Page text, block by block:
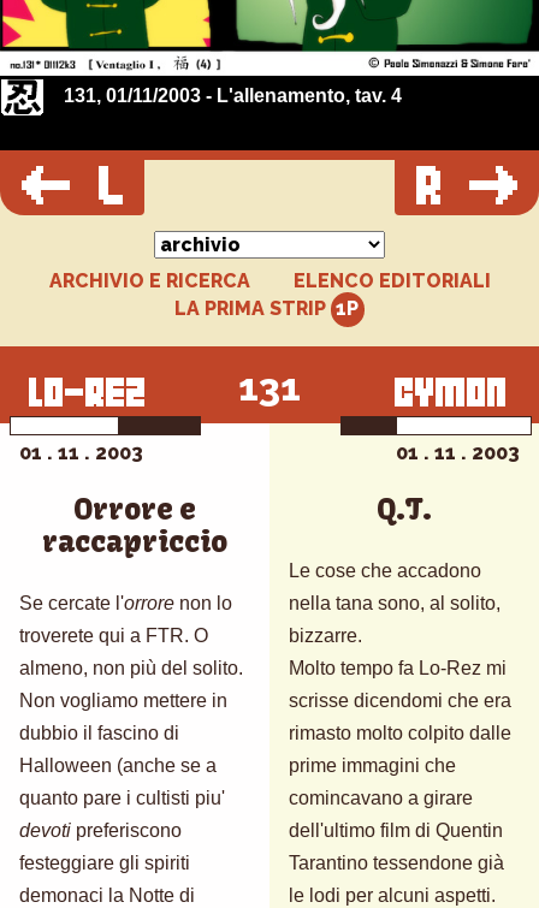
131, 01/11/2003 - L'allenamento, tav. 4
ARCHIVIO E RICERCA
ELENCO EDITORIALI
LA PRIMA STRIP
131
01 . 11 . 2003
Orrore e
raccapriccio
Se cercate l'orrore non lo
troverete qui a FTR. O
almeno, non più del solito.
Non vogliamo mettere in
dubbio il fascino di
Halloween (anche se a
quanto pare i cultisti piu'
devoti preferiscono
festeggiare gli spiriti
demonaci la Notte di
01 . 11 . 2003
Q.T.
Le cose che accadono
nella tana sono, al solito,
bizzarre.
Molto tempo fa Lo-Rez mi
scrisse dicendomi che era
rimasto molto colpito dalle
prime immagini che
comincavano a girare
dell'ultimo film di Quentin
Tarantino tessendone già
le lodi per alcuni aspetti.